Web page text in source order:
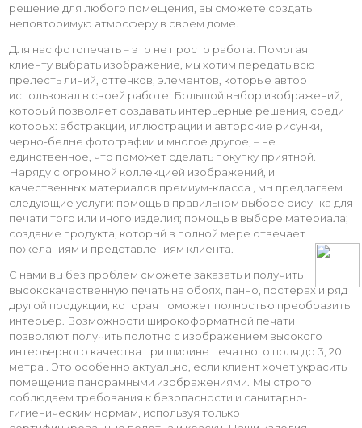
решение для любого помещения, вы сможете создать
неповторимую атмосферу в своем доме.
Для нас фотопечать – это не просто работа. Помогая
клиенту выбрать изображение, мы хотим передать всю
прелесть линий, оттенков, элементов, которые автор
использовал в своей работе. Большой выбор изображений,
который позволяет создавать интерьерные решения, среди
которых: абстракции, иллюстрации и авторские рисунки,
черно-белые фотографии и многое другое, – не
единственное, что поможет сделать покупку приятной.
Наряду с огромной коллекцией изображений, и
качественных материалов премиум-класса , мы предлагаем
следующие услуги: помощь в правильном выборе рисунка для
печати того или иного изделия; помощь в выборе материала;
создание продукта, который в полной мере отвечает
пожеланиям и представлениям клиента.
С нами вы без проблем сможете заказать и получить
высококачественную печать на обоях, панно, постерах и ряд
другой продукции, которая поможет полностью преобразить
интерьер. Возможности широкоформатной печати
позволяют получить полотно с изображением высокого
интерьерного качества при ширине печатного поля до 3, 20
метра . Это особенно актуально, если клиент хочет украсить
помещение панорамными изображениями. Мы строго
соблюдаем требования к безопасности и санитарно-
гигиеническим нормам, используя только